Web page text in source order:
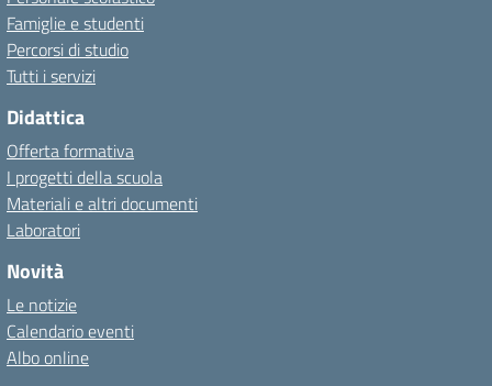
Famiglie e studenti
Percorsi di studio
Tutti i servizi
Didattica
Offerta formativa
I progetti della scuola
Materiali e altri documenti
Laboratori
Novità
Le notizie
Calendario eventi
Albo online